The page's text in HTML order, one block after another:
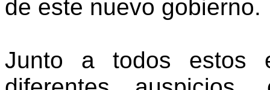
de este nuevo gobierno.
Junto a todos estos